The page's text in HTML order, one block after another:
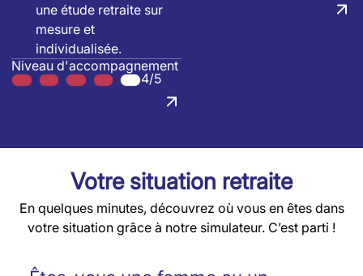
une étude retraite sur
mesure et
individualisée.
Niveau d'accompagnement
4/5
Votre situation retraite
En quelques minutes, découvrez où vous en êtes dans
votre situation grâce à notre simulateur. C’est parti !